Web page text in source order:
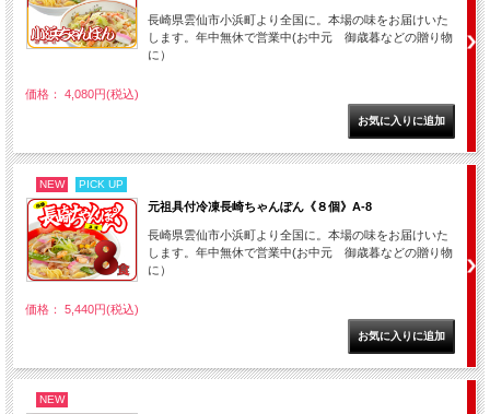
長崎県雲仙市小浜町より全国に。本場の味をお届けいた
します。年中無休で営業中(お中元 御歳暮などの贈り物
に）
価格： 4,080円(税込)
NEW PICK UP
元祖具付冷凍長崎ちゃんぽん《８個》A-8
長崎県雲仙市小浜町より全国に。本場の味をお届けいた
します。年中無休で営業中(お中元 御歳暮などの贈り物
に）
価格： 5,440円(税込)
NEW